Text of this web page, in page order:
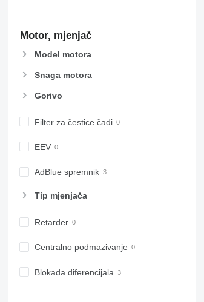
Motor, mjenjač
Model motora
Snaga motora
Gorivo
Filter za čestice čađi
EEV
AdBlue spremnik
Tip mјenjača
Retarder
Centralno podmazivanje
Blokada diferencijala